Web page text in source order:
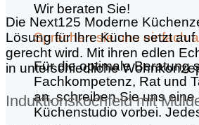
Wir beraten Sie!
Sprechen sie uns einfach
Für die optimale Beratung
Fachkompetenz, Rat und
an, schreiben Sie uns
Küchenstudio vorbei.
Die Next125 Moderne
Lösung für Ihre Küche setzt
gerecht wird. Mit ihren edlen
in unterschiedliche
Induktionskochfeld mit